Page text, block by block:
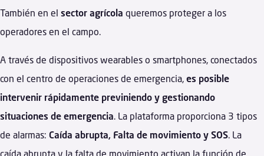
También en el sector agrícola queremos proteger a los
operadores en el campo.
A través de dispositivos wearables o smartphones, conectados
con el centro de operaciones de emergencia, es posible
intervenir rápidamente previniendo y gestionando
situaciones de emergencia . La plataforma proporciona 3 tipos
de alarmas: Caída abrupta, Falta de movimiento y SOS . La
caída abrupta y la falta de movimiento activan la función de